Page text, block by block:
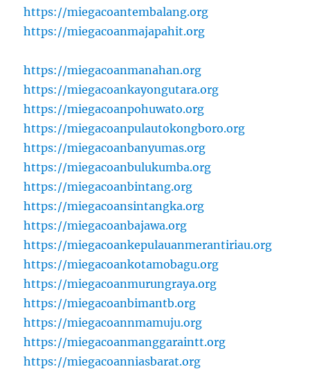
https://miegacoantembalang.org
https://miegacoanmajapahit.org
https://miegacoanmanahan.org
https://miegacoankayongutara.org
https://miegacoanpohuwato.org
https://miegacoanpulautokongboro.org
https://miegacoanbanyumas.org
https://miegacoanbulukumba.org
https://miegacoanbintang.org
https://miegacoansintangka.org
https://miegacoanbajawa.org
https://miegacoankepulauanmerantiriau.org
https://miegacoankotamobagu.org
https://miegacoanmurungraya.org
https://miegacoanbimantb.org
https://miegacoannmamuju.org
https://miegacoanmanggaraintt.org
https://miegacoanniasbarat.org